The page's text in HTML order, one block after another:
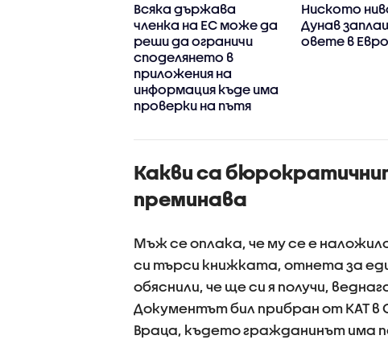
Всяка държава
членка на ЕС може да
реши да ограничи
споделянето в
приложения на
информация къде има
проверки на пътя
Ниското
Дунав
овете в
Какви са
преминава
Мъж се оплака, че му се е
си търси книжката, отнета за
обяснили, че ще си я получи,
Документът бил прибран от КАТ в
Враца, където гражданинът има